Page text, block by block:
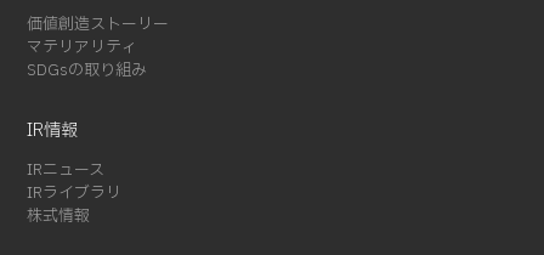
2024-01 (1)
2023-12 (2)
2023-07 (2)
2023-06 (2)
2023-05 (1)
価値創造ストーリー
マテリアリティ
SDGsの取り組み
IR情報
IRニュース
IRライブラリ
株式情報